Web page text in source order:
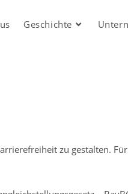
Geschichte
zu gestalten.